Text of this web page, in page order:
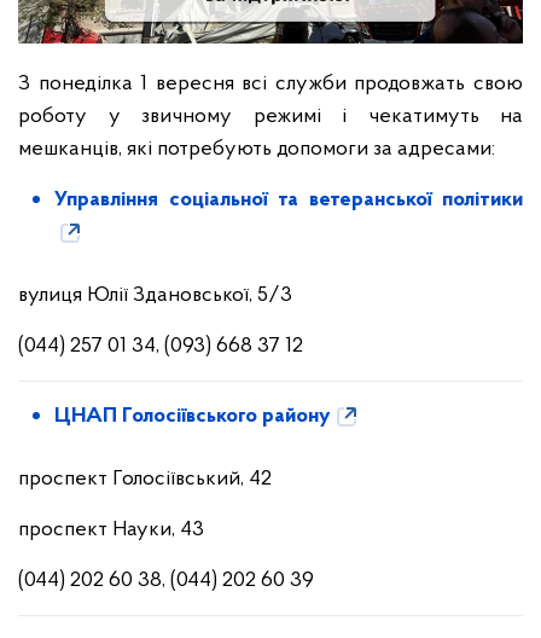
З понеділка 1 вересня всі служби продовжать свою
роботу у звичному режимі і чекатимуть на
мешканців, які потребують допомоги за адресами:
Управління соціальної та ветеранської політики
вулиця Юлії Здановської, 5/3
(044) 257 01 34, (093) 668 37 12
ЦНАП Голосіївського району
проспект Голосіївський, 42
проспект Науки, 43
(044) 202 60 38, (044) 202 60 39